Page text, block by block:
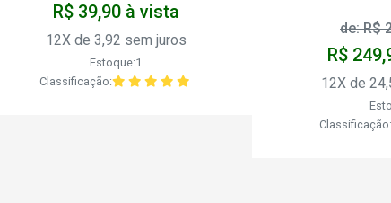
R$ 39,90 à vista
12X de 3,92 sem juros
Estoque:1
Classificação:
de: R$
R$
12X de
Classificação: